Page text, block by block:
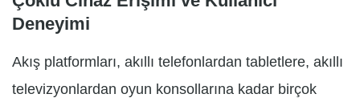
Deneyimi
Akış platformları, akıllı telefonlardan tabletlere, akıllı
televizyonlardan oyun konsollarına kadar birçok